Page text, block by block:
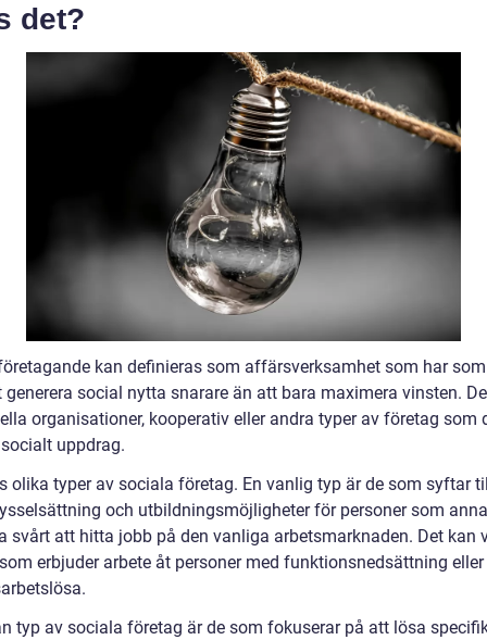
det?
kan definieras som affärsverksamhet som har
social nytta snarare än att bara maximera vinsten.
organisationer, kooperativ eller andra typer av företag som
uppdrag.
olika typer av sociala företag. En vanlig typ är de som syftar
och utbildningsmöjligheter för personer som
svårt att hitta jobb på den vanliga arbetsmarknaden. Det kan
erbjuder arbete åt personer med funktionsnedsättning eller
typ av sociala företag är de som fokuserar på att lösa